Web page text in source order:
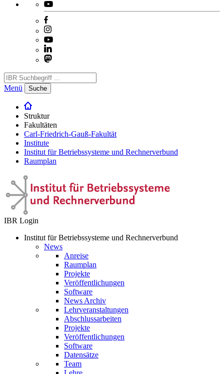
Menü Suche
Struktur
Fakultäten
Carl-Friedrich-Gauß-Fakultät
Institute
Institut für Betriebssysteme und Rechnerverbund
Raumplan
IBR Login
Institut für Betriebssysteme und Rechnerverbund
News
Anreise
Raumplan
Projekte
Veröffentlichungen
Software
News Archiv
Lehrveranstaltungen
Abschlussarbeiten
Projekte
Veröffentlichungen
Software
Datensätze
Team